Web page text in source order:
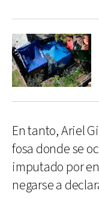
En tanto, Ariel
fosa donde se
imputado por
negarse a